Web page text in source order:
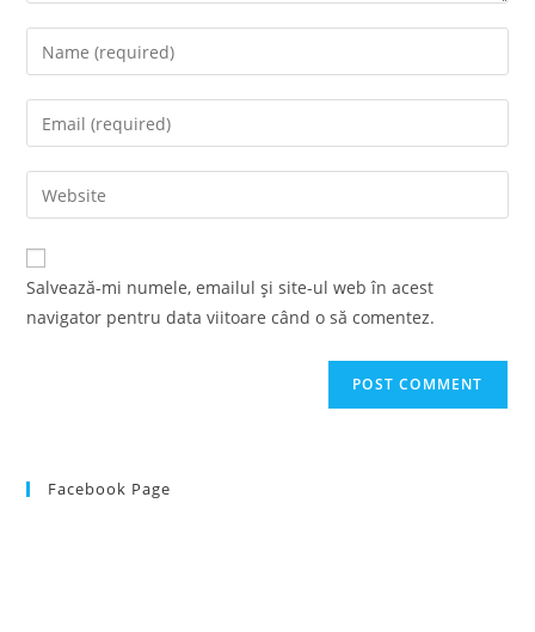
Enter
your
name
comment
Enter
your
email
address
comment
Enter
your
website
URL
Salvează-mi numele, emailul și site-ul web în acest
navigator pentru data viitoare când o să comentez.
Facebook Page